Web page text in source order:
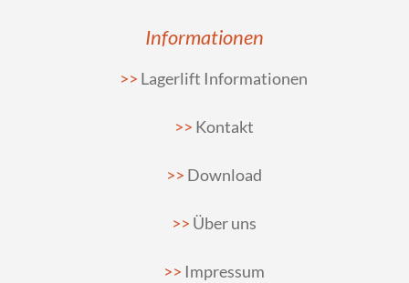
Informationen
Lagerlift Informationen
Kontakt
Download
Über uns
Impressum